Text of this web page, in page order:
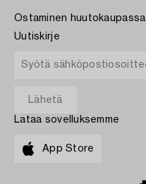
Ostaminen huutokaupassa
Uutiskirje
Lataa sovelluksemme
App Store